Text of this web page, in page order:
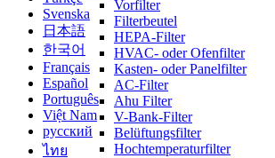
Svenska
日本語
한국어
Français
Español
Português
Việt Nam
русский
ไทย
Vorfilter
Filterbeutel
HEPA-Filter
HVAC- oder Ofenfilter
Kasten- oder Panelfilter
AC-Filter
Ahu Filter
V-Bank-Filter
Belüftungsfilter
Hochtemperaturfilter